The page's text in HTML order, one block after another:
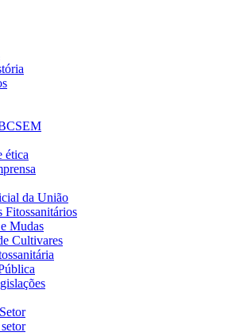
ética
da União
Fitossanitários
Mudas
Cultivares